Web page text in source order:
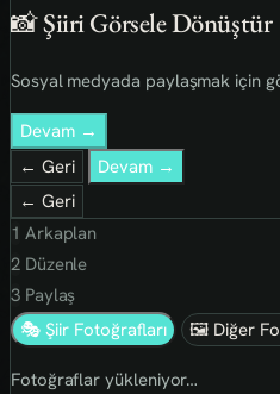
📸 Şiiri Görsele Dönüştür
Sosyal medyada paylaşmak için
Devam →
← Geri
Devam →
← Geri
1 Arkaplan
2Düzenle
3Paylaş
🎭 Şiir Fotoğrafları
🖼 Diğer
Fotoğraflar yükleniyor…